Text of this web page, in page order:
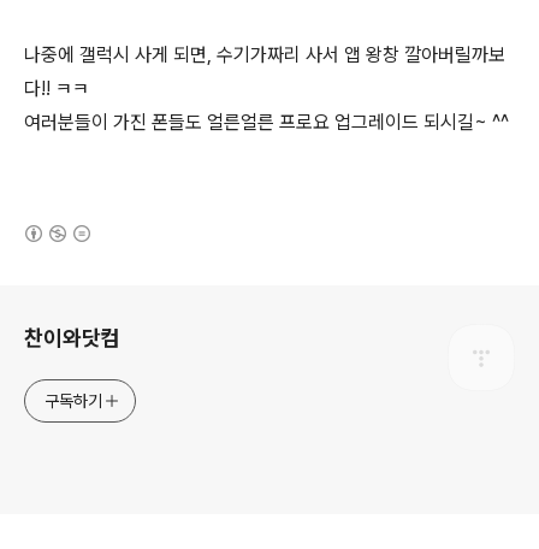
나중에 갤럭시 사게 되면, 수기가짜리 사서 앱 왕창 깔아버릴까보
다!! ㅋㅋ
여러분들이 가진 폰들도 얼른얼른 프로요 업그레이드 되시길~ ^^
찬이와닷컴
구독하기